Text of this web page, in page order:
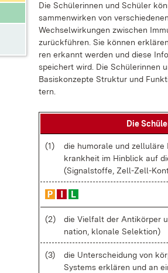
Die Schü­le­rin­nen und Schü­ler
sam­men­wir­ken von
Wech­sel­wir­kun­gen zwi­schen
zu­rück­füh­ren. Sie kön­nen
ren er­kannt wer­den und die­se
spei­chert wird. Die Schü­le­rin­nen
Ba­sis­kon­zep­te Struk­tur und
tern.
Die
(1)
die hu­mo­ra­le und
krank­heit im Hin­blick auf
(Si­gnal­stof­fe, Zel­l-Zel­l-
(2)
die Viel­falt der An­ti­kör­per
na­ti­on, klo­na­le Se­lek­ti­on)
(3)
die Un­ter­schei­dung von
Sys­tems er­klä­ren und an